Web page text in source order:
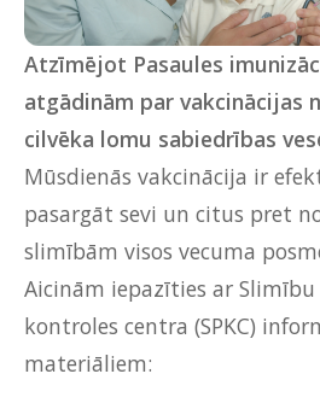
Atzīmējot Pasaules
atgādinām par vakcinācijas
cilvēka lomu sabiedrības
Mūsdienās vakcinācija ir
pasargāt sevi un citus pret
slimībām visos vecuma
Aicinām iepazīties ar
kontroles centra (SPKC)
materiāliem: